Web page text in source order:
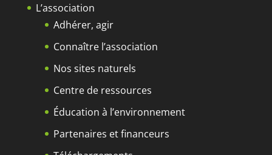
L’association
Adhérer, agir
Connaître l’association
Nos sites naturels
Centre de ressources
Éducation à l’environnement
Partenaires et financeurs